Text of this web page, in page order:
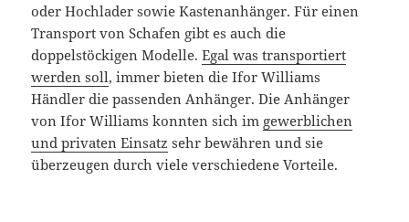
oder Hochlader sowie Kastenanhänger. Für einen
Transport von Schafen gibt es auch die
doppelstöckigen Modelle.Egal was transportiert
werden soll, immer bieten die Ifor Williams
Händler die passenden Anhänger. Die Anhänger
von Ifor Williams konnten sich im gewerblichen
und privaten Einsatz sehr bewähren und sie
überzeugen durch viele verschiedene Vorteile.